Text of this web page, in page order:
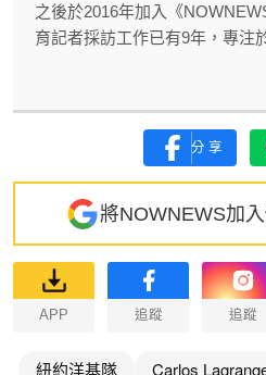
之後於2016年加入《
育記者採訪工作已有9年，專注
分享
將NOWNEWS加
APP 追蹤 追蹤
紐約洋基隊 Carlos